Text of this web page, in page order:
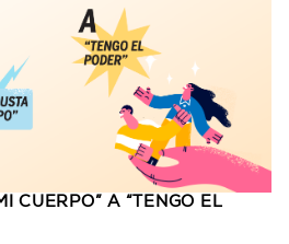
CUERPO” A “TENGO EL